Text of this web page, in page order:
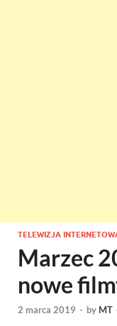
TELEWIZJA
Marzec
nowe
2 marca 2019 - by MT